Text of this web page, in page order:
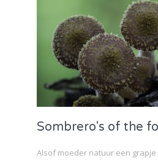
Sombrero's of the
Alsof moeder natuur een